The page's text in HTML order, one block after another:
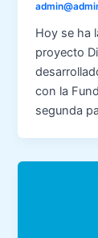
Hoy se ha
proyecto
con la
segunda